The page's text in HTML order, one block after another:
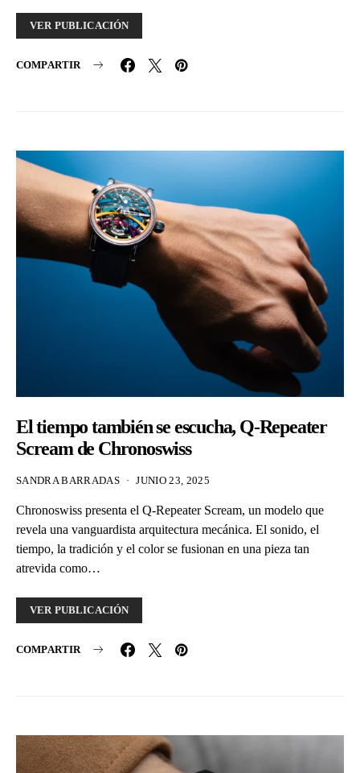
VER PUBLICACIÓN
COMPARTIR
El tiempo también se escucha, Q-Repeater
Scream de Chronoswiss
SANDRA BARRADAS JUNIO 23, 2025
Chronoswiss presenta el Q-Repeater Scream, un modelo que
revela una vanguardista arquitectura mecánica. El sonido, el
tiempo, la tradición y el color se fusionan en una pieza tan
atrevida como…
VER PUBLICACIÓN
COMPARTIR